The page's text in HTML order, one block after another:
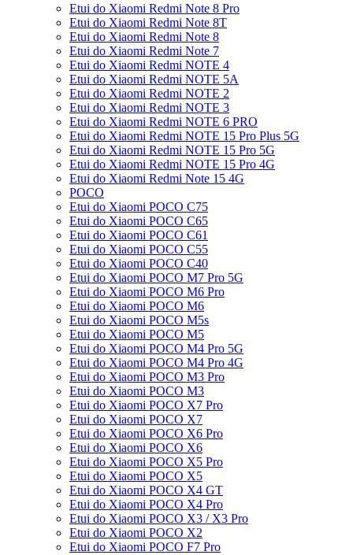
Etui do Xiaomi Redmi Note 8 Pro
Etui do Xiaomi Redmi Note 8T
Etui do Xiaomi Redmi Note 8
Etui do Xiaomi Redmi Note 7
Etui do Xiaomi Redmi NOTE 4
Etui do Xiaomi Redmi NOTE 5A
Etui do Xiaomi Redmi NOTE 2
Etui do Xiaomi Redmi NOTE 3
Etui do Xiaomi Redmi NOTE 6 PRO
Etui do Xiaomi Redmi NOTE 15 Pro Plus 5G
Etui do Xiaomi Redmi NOTE 15 Pro 5G
Etui do Xiaomi Redmi NOTE 15 Pro 4G
Etui do Xiaomi Redmi Note 15 4G
POCO
Etui do Xiaomi POCO C75
Etui do Xiaomi POCO C65
Etui do Xiaomi POCO C61
Etui do Xiaomi POCO C55
Etui do Xiaomi POCO C40
Etui do Xiaomi POCO M7 Pro 5G
Etui do Xiaomi POCO M6 Pro
Etui do Xiaomi POCO M6
Etui do Xiaomi POCO M5s
Etui do Xiaomi POCO M5
Etui do Xiaomi POCO M4 Pro 5G
Etui do Xiaomi POCO M4 Pro 4G
Etui do Xiaomi POCO M3 Pro
Etui do Xiaomi POCO M3
Etui do Xiaomi POCO X7 Pro
Etui do Xiaomi POCO X7
Etui do Xiaomi POCO X6 Pro
Etui do Xiaomi POCO X6
Etui do Xiaomi POCO X5 Pro
Etui do Xiaomi POCO X5
Etui do Xiaomi POCO X4 GT
Etui do Xiaomi POCO X4 Pro
Etui do Xiaomi POCO X3 / X3 Pro
Etui do Xiaomi POCO X2
Etui do Xiaomi POCO F7 Pro